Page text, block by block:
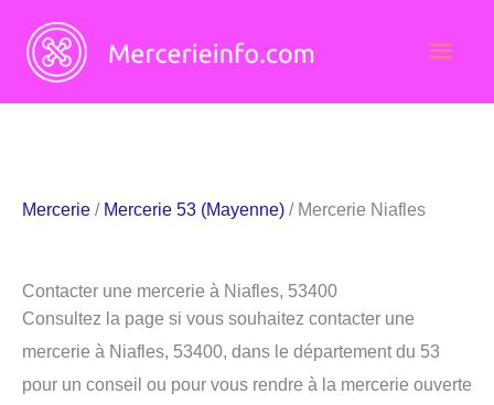
contenu
Mercerie / Mercerie 53 (Mayenne) / Mercerie Niafles
Contacter une mercerie à Niafles, 53400
Consultez la page si vous souhaitez contacter une
mercerie à Niafles, 53400, dans le département du 53
pour un conseil ou pour vous rendre à la mercerie ouverte